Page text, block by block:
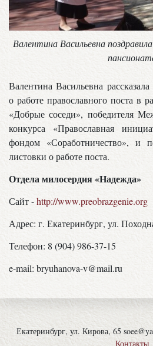
Валентина Васильевна
Валентина Васильевна
о работе православного поста в
«Добрые соседи», победителя
конкурса «Православная
фондом «Соработничество», и
листовки о работе поста.
Отдела милосердия «Надежда»
Сайт -http://www.preobrazgenie.org
Адрес: г. Екатеринбург, ул.
Телефон: 8 (904) 986-37-15
e-mail: bryuhanova-v@mail.ru
Екатеринбург, ул. Кирова, 65
Контакты